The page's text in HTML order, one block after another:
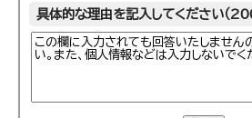
具体的な理由を記入してください（